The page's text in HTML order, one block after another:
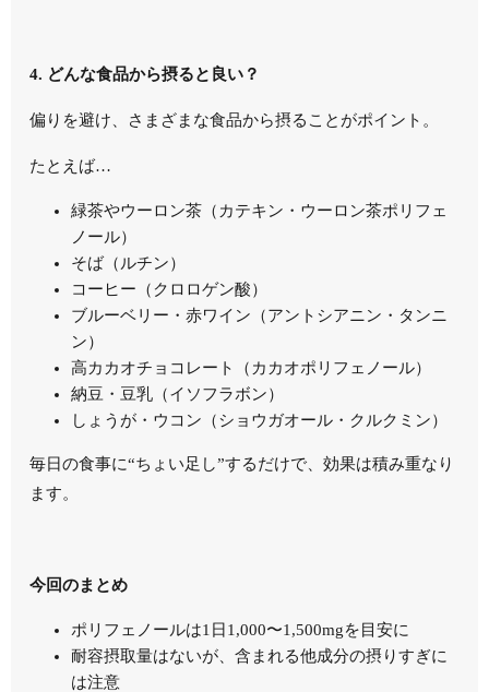
4. どんな食品から摂ると良い？
偏りを避け、さまざまな食品から摂ることがポイント。
たとえば…
緑茶やウーロン茶（カテキン・ウーロン茶ポリフェ
ノール）
そば（ルチン）
コーヒー（クロロゲン酸）
ブルーベリー・赤ワイン（アントシアニン・タンニ
ン）
高カカオチョコレート（カカオポリフェノール）
納豆・豆乳（イソフラボン）
しょうが・ウコン（ショウガオール・クルクミン）
毎日の食事に“ちょい足し”するだけで、効果は積み重なり
ます。
今回のまとめ
ポリフェノールは1日1,000〜1,500mgを目安に
耐容摂取量はないが、含まれる他成分の摂りすぎに
は注意